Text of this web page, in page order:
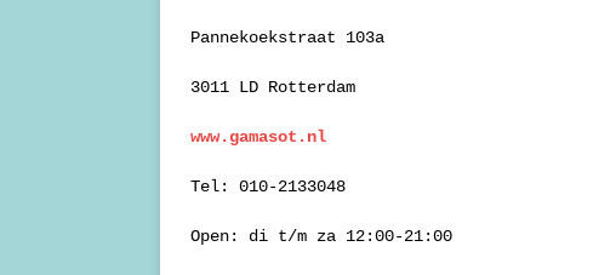
Pannekoekstraat 103a
3011 LD Rotterdam
www.gamasot.nl
Tel: 010-2133048
Open: di t/m za 12:00-21:00